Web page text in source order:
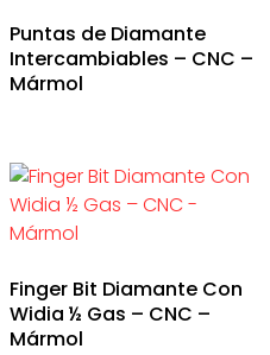
Puntas de Diamante
Intercambiables – CNC –
Mármol
Finger Bit Diamante Con
Widia ½ Gas – CNC –
Mármol